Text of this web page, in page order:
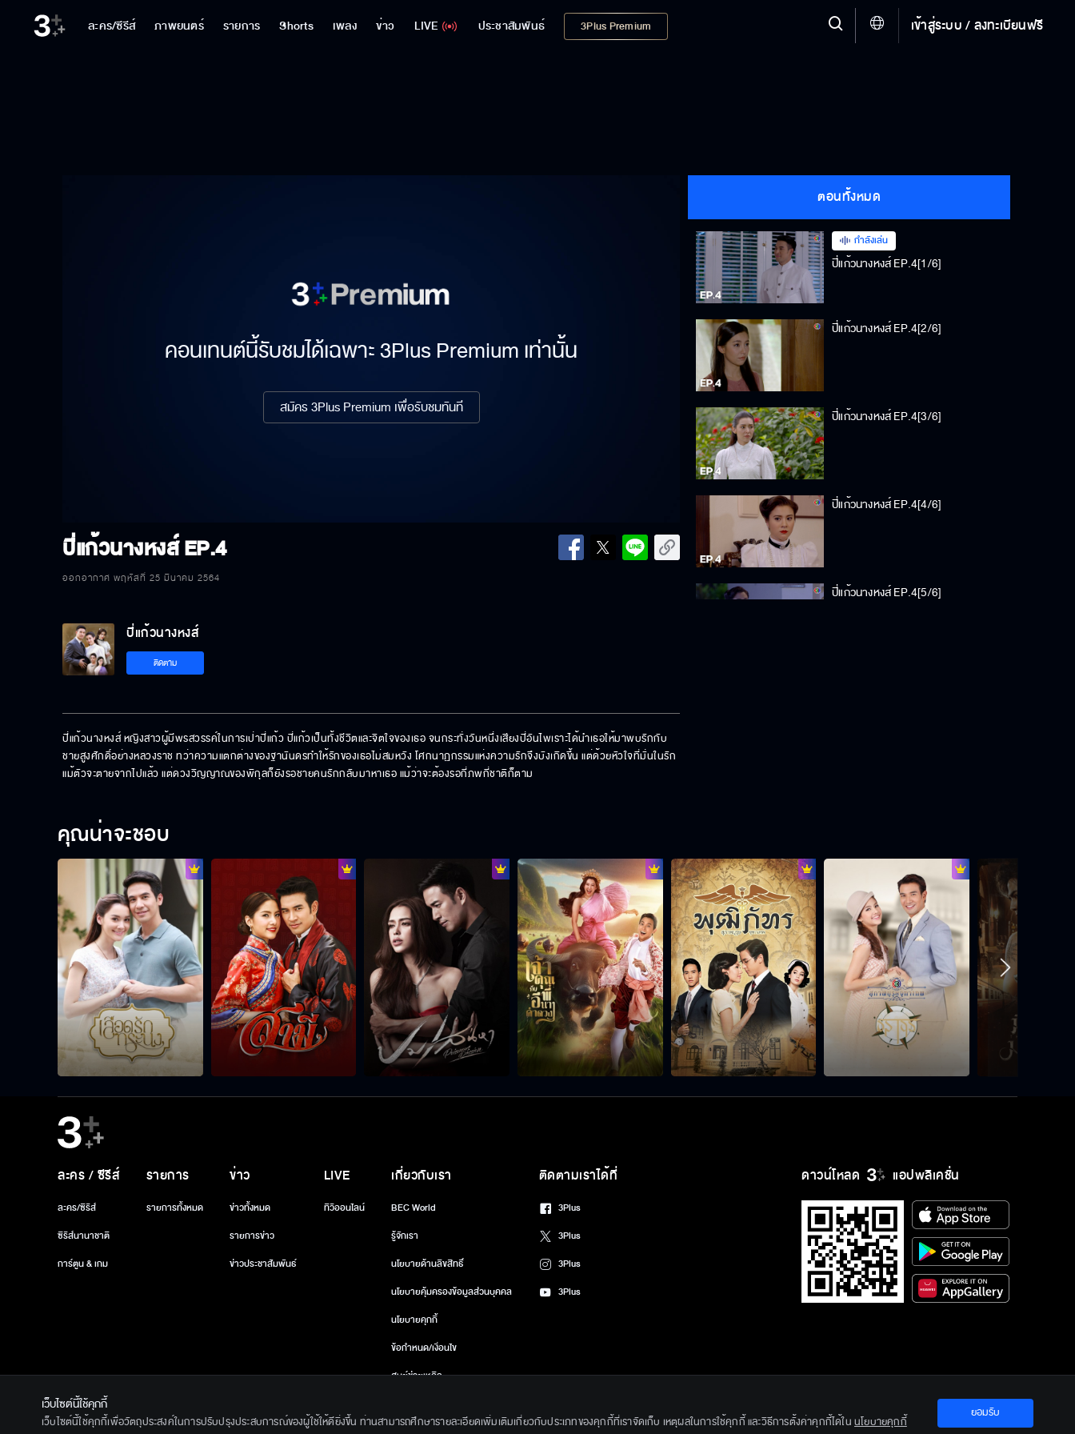
ละคร/ซีรีส์ ภาพยนตร์ รายการ Shorts เพลง ข่าว LIVE ประชาสัมพันธ์ 3Plus Premium เข้าสู่ระบบ / ลงทะเบียนฟรี
คอนเทนต์นี้รับชมได้เฉพาะ 3Plus Premium เท่านั้น
สมัคร 3Plus Premium เพื่อรับชมทันที
ปี่แก้วนางหงส์EP.4
ออกอากาศ พฤหัสที่ 25 มีนาคม 2564
ตอนทั้งหมด
กำลังเล่น
ปี่แก้วนางหงส์ EP.4[1/6]
ปี่แก้วนางหงส์ EP.4[2/6]
ปี่แก้วนางหงส์ EP.4[3/6]
ปี่แก้วนางหงส์ EP.4[4/6]
ปี่แก้วนางหงส์ EP.4[5/6]
ปี่แก้วนางหงส์
ติดตาม
ปี่แก้วนางหงส์ หญิงสาวผู้มีพรสวรรค์ในการเป่าปี่แก้ว ปี่แก้วเป็นทั้งชีวิตและจิตใจของเธอ จนกระทั่งวันหนึ่งเสียงปี่อันไพเราะได้นำเธอให้มาพบรักกับ
ชายสูงศักดิ์อย่างหลวงราช ทว่าความแตกต่างของฐานันดรทำให้รักของเธอไม่สมหวัง โศกนาฏกรรมแห่งความรักจึงบังเกิดขึ้น แต่ด้วยหัวใจที่มั่นในรัก
แม้ตัวจะตายจากไปแล้ว แต่ดวงวิญญาณของพิกุลก็ยังรอชายคนรักกลับมาหาเธอ แม้ว่าจะต้องรอกี่ภพกี่ชาติก็ตาม
คุณน่าจะชอบ
ดาวน์โหลด แอปพลิเคชั่น
ละคร / ซีรีส์
ละคร/ซีรีส์
ซีรีส์นานาชาติ
การ์ตูน & เกม
รายการ
รายการทั้งหมด
ข่าว
ข่าวทั้งหมด
รายการข่าว
ข่าวประชาสัมพันธ์
LIVE
ทีวีออนไลน์
เกี่ยวกับเรา
BEC World
รู้จักเรา
นโยบายด้านลิขสิทธิ์
นโยบายคุ้มครองข้อมูลส่วนบุคคล
นโยบายคุกกี้
ข้อกำหนด/เงื่อนไข
ศูนย์ช่วยเหลือ
ติดตามเราได้ที่
3Plus
3Plus
3Plus
3Plus
© 2020 Bangkok Entertainment Co.,Ltd. All Rights Reserved. Powered by BECi Corporation Ltd.
เว็บไซต์นี้ใช้คุกกี้
เว็บไซต์นี้ใช้คุกกี้เพื่อวัตถุประสงค์ในการปรับปรุงประสบการณ์ของผู้ใช้ให้ดียิ่งขึ้น ท่านสามารถศึกษารายละเอียดเพิ่มเติมเกี่ยวกับประเภทของคุกกี้ที่เราจัดเก็บ เหตุผลในการใช้คุกกี้ และวิธีการตั้งค่าคุกกี้ได้ใน นโยบายคุกกี้
ยอมรับ